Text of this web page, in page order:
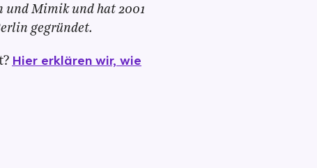
und Mimik und hat 2001
gegründet.
Hier erklären wir, wie